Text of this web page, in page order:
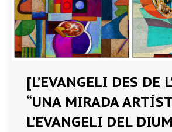
[L’EVANGELI DES DE
“UNA MIRADA
L’EVANGELI DEL